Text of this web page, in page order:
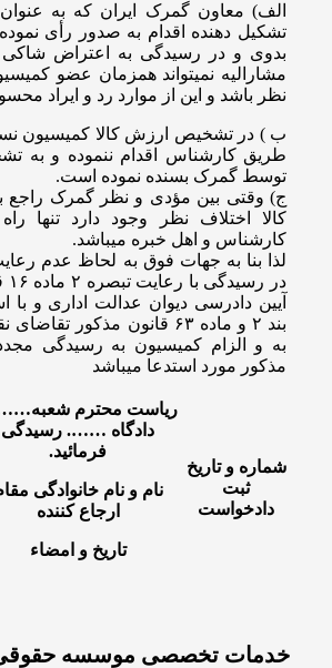
الف) معاون گمرک ایران که به
تشکیل دهنده اقدام به صدور رأی
بدوی و در رسیدگی به اعتراض شاکی
مشارالیه نمیتواند همزمان عضو
نظر باشد و این از موارد رد و ایراد
ب ) در تشخیص ارزش کالا کمیسیون
طریق کارشناس اقدام ننموده و به
توسط گمرک بسنده نموده است.
ج) وقتی بین مؤدی و نظر گمرک
کالا اختلاف نظر وجود دارد تنها
کارشناس و اهل خبره میباشد.
لذا بنا به جهات فوق به لحاظ عدم
بند ۲ و ماده ۶۳ قانون مذکور
به و الزام کمیسیون به رسیدگی
مذکور مورد استدعا میباشد
شماره و تاریخ
ثبت
دادخواست
ریاست محترم
دادگاه ……. رسیدگی
فرمائید.
نام و نام خانوادگی
ارجاع کننده
تاریخ و امضاء
خدمات تخصصی موسسه حقوقی